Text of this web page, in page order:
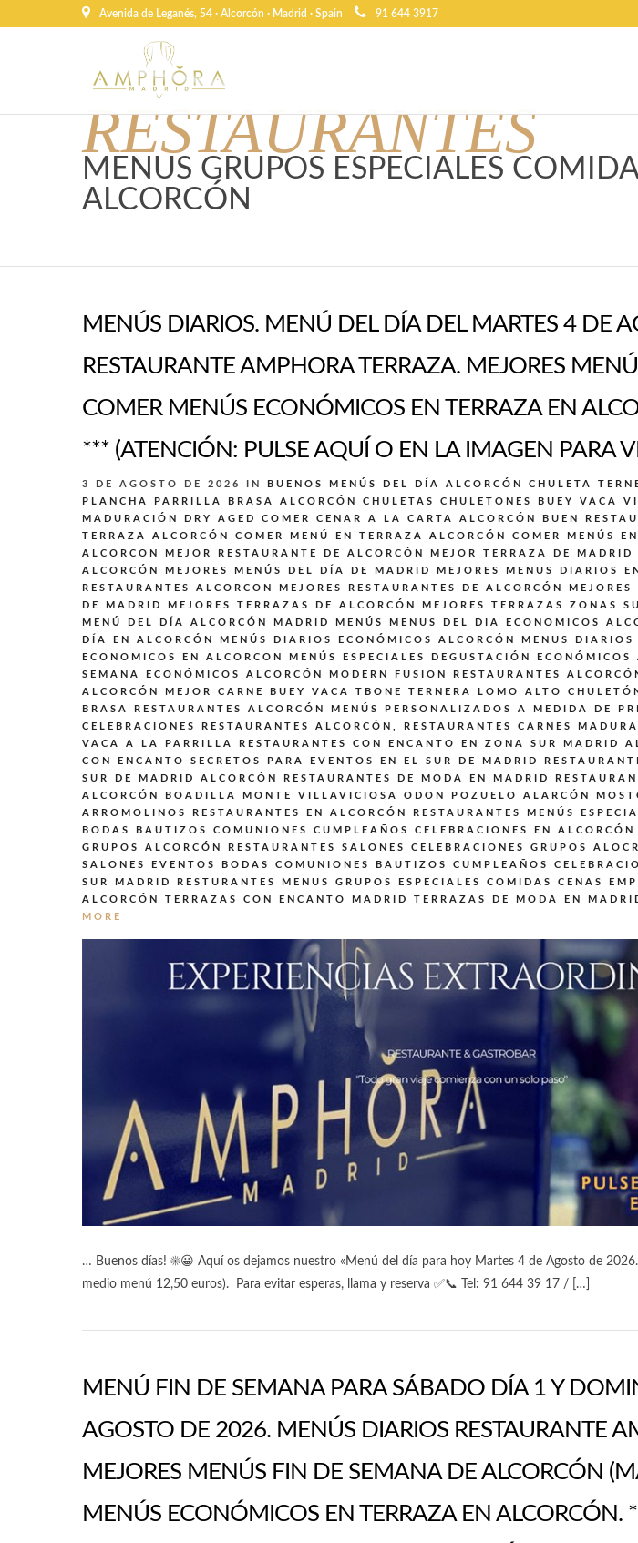
Avenida de Leganés, 54 · Alcorcón · Madrid · Spain 91 644 3917
RESTAURANTES
MENUS GRUPOS ESPECIALES
ALCORCÓN
MENÚS DIARIOS. MENÚ DEL DÍA DEL MARTES 4 DE
RESTAURANTE AMPHORA TERRAZA. MEJORES
COMER MENÚS ECONÓMICOS EN TERRAZA EN
*** (ATENCIÓN: PULSE AQUÍ O EN LA IMAGEN PARA
3 DE AGOSTO DE 2026 IN BUENOS MENÚS DEL DÍA ALCORCÓN
CHULETA
PLANCHA PARRILLA BRASA ALCORCÓN
CHULETAS CHULETONES BUEY VACA
MADURACIÓN DRY AGED
COMER CENAR A LA CARTA ALCORCÓN BUEN
TERRAZA ALCORCÓN
COMER MENÚ EN TERRAZA ALCORCÓN
COMER MENÚS
ALCORCON
MEJOR RESTAURANTE DE ALCORCÓN MEJOR TERRAZA DE MADRID
ALCORCÓN
MEJORES MENÚS DEL DÍA DE MADRID MEJORES MENUS DIARIOS
RESTAURANTES ALCORCON
MEJORES RESTAURANTES DE ALCORCÓN
DE MADRID
MEJORES TERRAZAS DE ALCORCÓN
MEJORES TERRAZAS ZONAS
MENÚ DEL DÍA ALCORCÓN MADRID
MENÚS MENUS DEL DIA ECONOMICOS
DÍA EN ALCORCÓN
MENÚS DIARIOS ECONÓMICOS ALCORCÓN MENUS DIARIOS
ECONOMICOS EN ALCORCON
MENÚS ESPECIALES DEGUSTACIÓN ECONÓMICOS
SEMANA ECONÓMICOS ALCORCÓN
MODERN FUSION RESTAURANTES
ALCORCÓN MEJOR CARNE BUEY VACA TBONE TERNERA LOMO ALTO
BRASA
RESTAURANTES ALCORCÓN MENÚS PERSONALIZADOS A MEDIDA DE
CELEBRACIONES
RESTAURANTES ALCORCÓN,
RESTAURANTES CARNES
VACA A LA PARRILLA
RESTAURANTES CON ENCANTO EN ZONA SUR MADRID
CON ENCANTO SECRETOS PARA EVENTOS EN EL SUR DE MADRID
SUR DE MADRID ALCORCÓN
RESTAURANTES DE MODA EN MADRID
ALCORCÓN BOADILLA MONTE VILLAVICIOSA ODON POZUELO ALARCÓN
ARROMOLINOS
RESTAURANTES EN ALCORCÓN
RESTAURANTES MENÚS
BODAS BAUTIZOS COMUNIONES CUMPLEAÑOS CELEBRACIONES EN ALCORCÓN
GRUPOS ALCORCÓN
RESTAURANTES SALONES CELEBRACIONES GRUPOS
SALONES EVENTOS BODAS COMUNIONES BAUTIZOS CUMPLEAÑOS
SUR MADRID
RESTURANTES MENUS GRUPOS ESPECIALES COMIDAS CENAS
ALCORCÓN
TERRAZAS CON ENCANTO MADRID TERRAZAS DE MODA EN
MORE
… Buenos días! ☀️😀 Aquí os dejamos nuestro «Menú del día para hoy Martes 4 de Agosto de
medio menú 12,50 euros). Para evitar esperas, llama y reserva ✅📞 Tel: 91 644 39 17 / […]
MENÚ FIN DE SEMANA PARA SÁBADO DÍA 1 Y
AGOSTO DE 2026. MENÚS DIARIOS RESTAURANTE
MEJORES MENÚS FIN DE SEMANA DE ALCORCÓN
MENÚS ECONÓMICOS EN TERRAZA EN ALCORCÓN.